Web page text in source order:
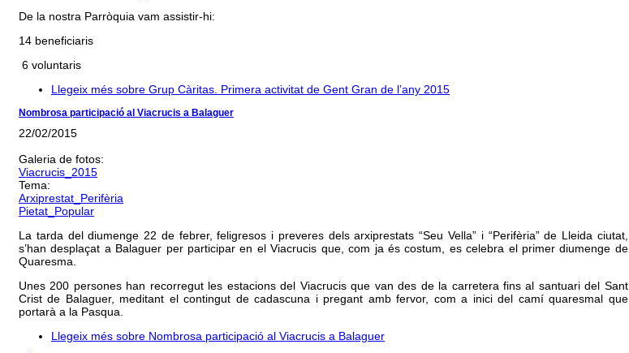
De la nostra Parròquia vam assistir-hi:
14 beneficiaris
6 voluntaris
Llegeix més sobre Grup Càritas. Primera activitat de Gent Gran de l’any 2015
Nombrosa participació al Viacrucis a Balaguer
22/02/2015
Galeria de fotos:
Viacrucis_2015
Tema:
Arxiprestat_Perifèria
Pietat_Popular
La tarda del diumenge 22 de febrer, feligresos i preveres dels arxiprestats “Seu Vella” i “Perifèria” de Lleida ciutat,
s’han desplaçat a Balaguer per participar en el Viacrucis que, com ja és costum, es celebra el primer diumenge de
Quaresma.
Unes 200 persones han recorregut les estacions del Viacrucis que van des de la carretera fins al santuari del Sant
Crist de Balaguer, meditant el contingut de cadascuna i pregant amb fervor, com a inici del camí quaresmal que
portarà a la Pasqua.
Llegeix més sobre Nombrosa participació al Viacrucis a Balaguer